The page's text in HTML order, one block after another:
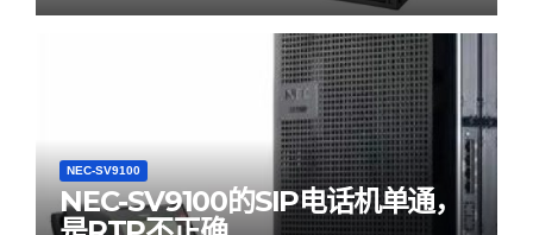
NEC-SV9100
NEC-SV9100的SIP电话机单通，